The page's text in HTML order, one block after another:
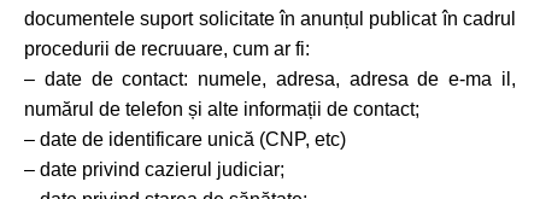
documentele suport solicitate în anunțul publicat în cadrul
procedurii de recruuare, cum ar fi:
– date de contact: numele, adresa, adresa de e-ma il,
numărul de telefon și alte informații de contact;
– date de identificare unică (CNP, etc)
– date privind cazierul judiciar;